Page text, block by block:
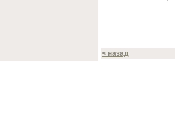
< назад